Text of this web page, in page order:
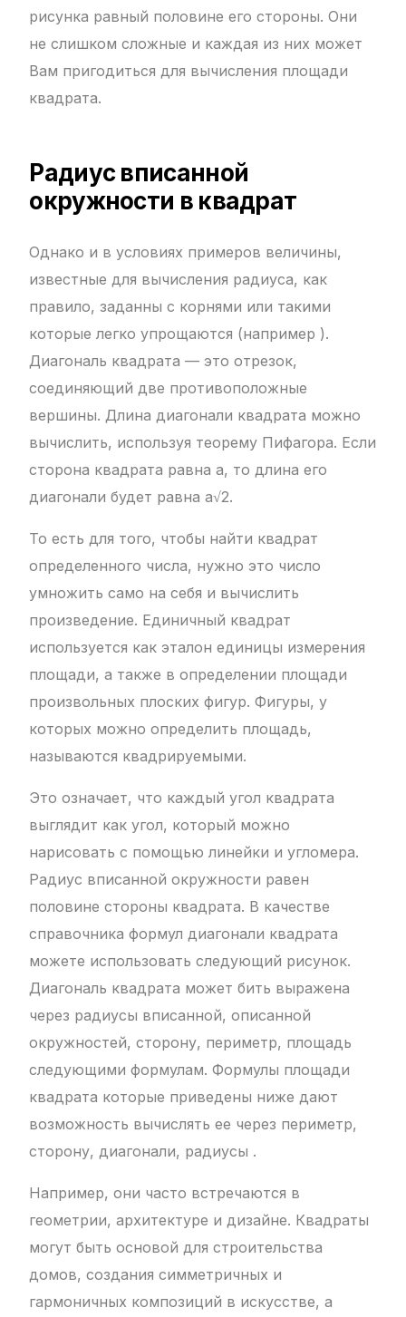
рисунка равный половине его стороны. Они
не слишком сложные и каждая из них может
Вам пригодиться для вычисления площади
квадрата.
Радиус вписанной
окружности в квадрат
Однако и в условиях примеров величины,
известные для вычисления радиуса, как
правило, заданны с корнями или такими
которые легко упрощаются (например ).
Диагональ квадрата — это отрезок,
соединяющий две противоположные
вершины. Длина диагонали квадрата можно
вычислить, используя теорему Пифагора. Если
сторона квадрата равна a, то длина его
диагонали будет равна a√2.
То есть для того, чтобы найти квадрат
определенного числа, нужно это число
умножить само на себя и вычислить
произведение. Единичный квадрат
используется как эталон единицы измерения
площади, а также в определении площади
произвольных плоских фигур. Фигуры, у
которых можно определить площадь,
называются квадрируемыми.
Это означает, что каждый угол квадрата
выглядит как угол, который можно
нарисовать с помощью линейки и угломера.
Радиус вписанной окружности равен
половине стороны квадрата. В качестве
справочника формул диагонали квадрата
можете использовать следующий рисунок.
Диагональ квадрата может бить выражена
через радиусы вписанной, описанной
окружностей, сторону, периметр, площадь
следующими формулам. Формулы площади
квадрата которые приведены ниже дают
возможность вычислять ее через периметр,
сторону, диагонали, радиусы .
Например, они часто встречаются в
геометрии, архитектуре и дизайне. Квадраты
могут быть основой для строительства
домов, создания симметричных и
гармоничных композиций в искусстве, а